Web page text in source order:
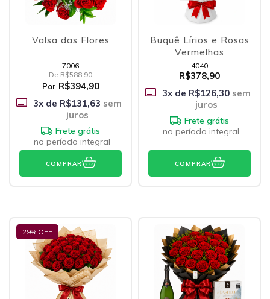
Valsa das Flores
7006
De R$588,90
Por R$394,90
3x de R$131,63 sem
juros
Frete grátis
no período integral
COMPRAR
Buquê Lírios e Rosas
Vermelhas
4040
R$378,90
3x de R$126,30sem
juros
Frete grátis
no período integral
COMPRAR
29% OFF